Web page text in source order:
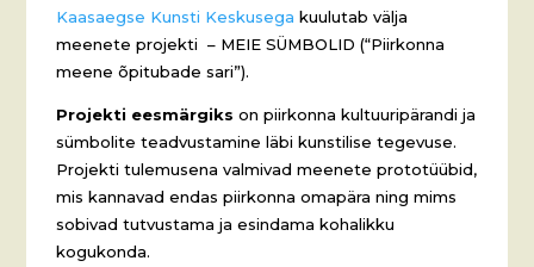
Kaasaegse Kunsti Keskusega kuulutab välja
meenete projekti – MEIE SÜMBOLID (“Piirkonna
meene õpitubade sari”).
Projekti eesmärgiks on piirkonna kultuuripärandi ja
sümbolite teadvustamine läbi kunstilise tegevuse.
Projekti tulemusena valmivad meenete prototüübid,
mis kannavad endas piirkonna omapära ning mims
sobivad tutvustama ja esindama kohalikku
kogukonda.